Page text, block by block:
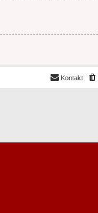
Kontakt